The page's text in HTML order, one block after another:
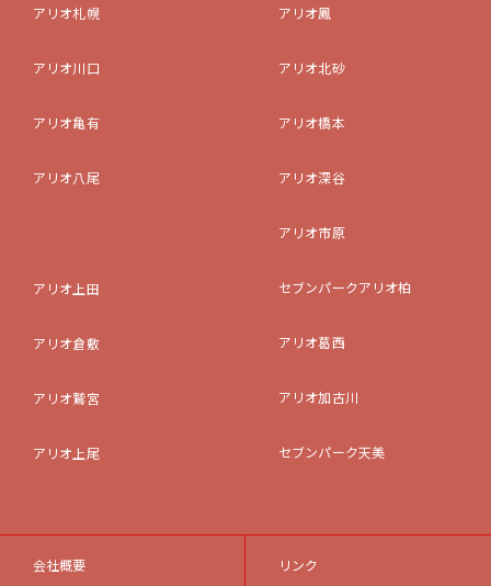
アリオ札幌
アリオ川口
アリオ亀有
アリオ八尾
アリオ上田
アリオ倉敷
アリオ鷲宮
アリオ上尾
アリオ鳳
アリオ北砂
アリオ橋本
アリオ深谷
アリオ市原
セブンパークアリオ柏
アリオ葛西
アリオ加古川
セブンパーク天美
会社概要 リンク